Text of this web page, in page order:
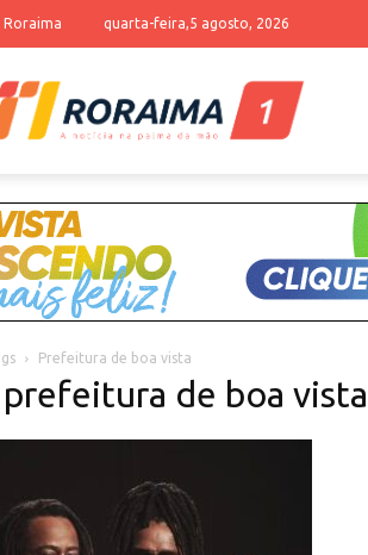
Roraima quarta-feira,5 agosto, 2026
Prefeitura de boa vista
prefeitura de boa vista